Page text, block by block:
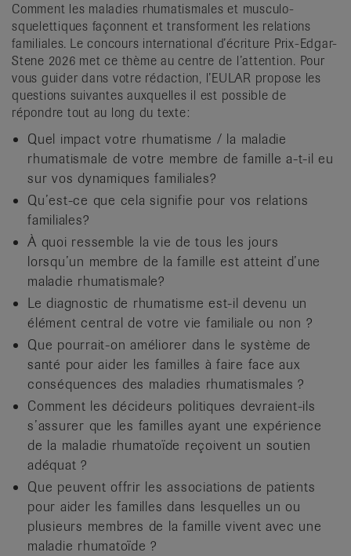
Comment les maladies rhumatismales et musculo-
squelettiques façonnent et transforment les relations
familiales. Le concours international d’écriture Prix-Edgar-
Stene 2026 met ce thème au centre de l’attention. Pour
vous guider dans votre rédaction, l’EULAR propose les
questions suivantes auxquelles il est possible de
répondre tout au long du texte:
Quel impact votre rhumatisme / la maladie
rhumatismale de votre membre de famille a-t-il eu
sur vos dynamiques familiales?
Qu’est-ce que cela signifie pour vos relations
familiales?
À quoi ressemble la vie de tous les jours
lorsqu’un membre de la famille est atteint d’une
maladie rhumatismale?
Le diagnostic de rhumatisme est-il devenu un
élément central de votre vie familiale ou non ?
Que pourrait-on améliorer dans le système de
santé pour aider les familles à faire face aux
conséquences des maladies rhumatismales ?
Comment les décideurs politiques devraient-ils
s’assurer que les familles ayant une expérience
de la maladie rhumatoïde reçoivent un soutien
adéquat ?
Que peuvent offrir les associations de patients
pour aider les familles dans lesquelles un ou
plusieurs membres de la famille vivent avec une
maladie rhumatoïde ?